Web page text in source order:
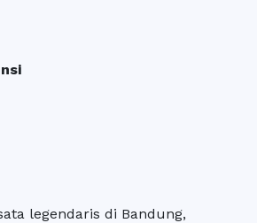
legendaris di Bandung,